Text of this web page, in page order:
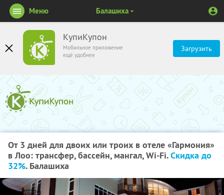
КупиКупон
Мобильное приложение
ещё удобнее
Загрузить
Меню Балашиха
От 3 дней для двоих или троих в отеле «Гармония»
в Лоо: трансфер, бассейн, мангал, Wi-Fi.Скидка до
32%. Балашиха